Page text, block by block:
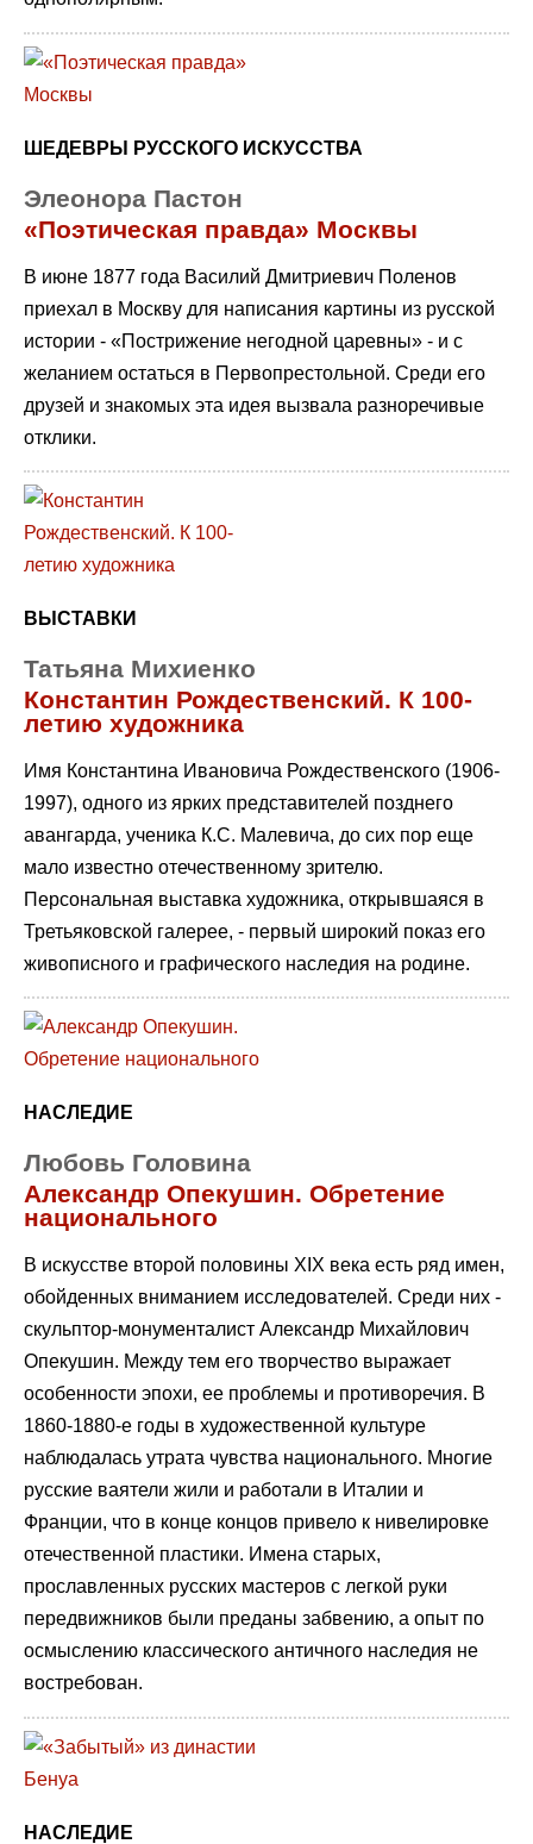
ШЕДЕВРЫ РУССКОГО ИСКУССТВА
Элеонора Пастон
«Поэтическая правда» Москвы
В июне 1877 года Василий Дмитриевич Поленов
приехал в Москву для написания картины из русской
истории - «Пострижение негодной царевны» - и с
желанием остаться в Первопрестольной. Среди его
друзей и знакомых эта идея вызвала разноречивые
отклики.
ВЫСТАВКИ
Татьяна Михиенко
Константин Рождественский. К 100-
летию художника
Имя Константина Ивановича Рождественского (1906-
1997), одного из ярких представителей позднего
авангарда, ученика К.С. Малевича, до сих пор еще
мало известно отечественному зрителю.
Персональная выставка художника, открывшаяся в
Третьяковской галерее, - первый широкий показ его
живописного и графического наследия на родине.
НАСЛЕДИЕ
Любовь Головина
Александр Опекушин. Обретение
национального
В искусстве второй половины XIX века есть ряд имен,
обойденных вниманием исследователей. Среди них -
скульптор-монументалист Александр Михайлович
Опекушин. Между тем его творчество выражает
особенности эпохи, ее проблемы и противоречия. В
1860-1880-е годы в художественной культуре
наблюдалась утрата чувства национального. Многие
русские ваятели жили и работали в Италии и
Франции, что в конце концов привело к нивелировке
отечественной пластики. Имена старых,
прославленных русских мастеров с легкой руки
передвижников были преданы забвению, а опыт по
осмыслению классического античного наследия не
востребован.
НАСЛЕДИЕ